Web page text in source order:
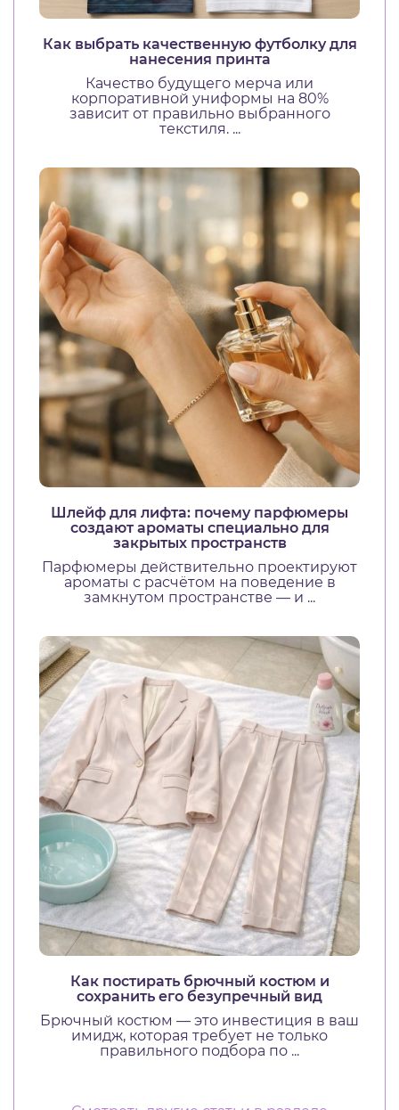
Как выбрать качественную футболку для
нанесения принта
Качество будущего мерча или
корпоративной униформы на 80%
зависит от правильно выбранного
текстиля. ...
Шлейф для лифта: почему парфюмеры
создают ароматы специально для
закрытых пространств
Парфюмеры действительно проектируют
ароматы с расчётом на поведение в
замкнутом пространстве — и ...
Как постирать брючный костюм и
сохранить его безупречный вид
Брючный костюм — это инвестиция в ваш
имидж, которая требует не только
правильного подбора по ...